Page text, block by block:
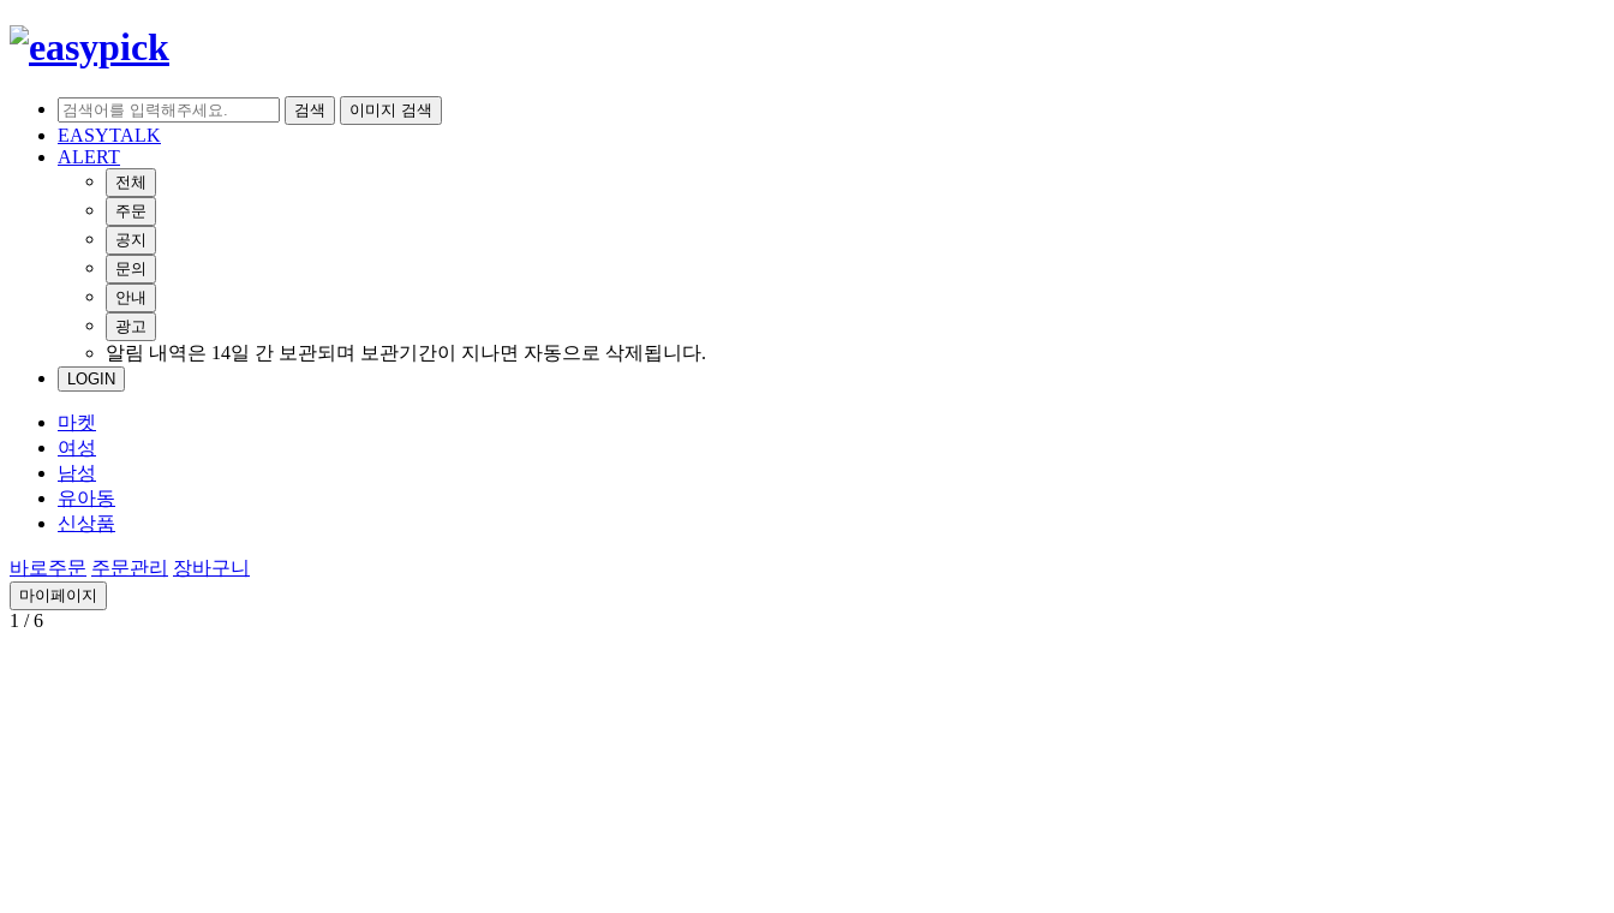
검색 이미지 검색
EASYTALK
ALERT
전체
주문
공지
문의
안내
광고
알림 내역은 14일 간 보관되며 보관기간이 지나면 자동으로 삭제됩니다.
LOGIN
마켓
여성
남성
유아동
신상품
바로주문 주문관리 장바구니
마이페이지
1 / 6